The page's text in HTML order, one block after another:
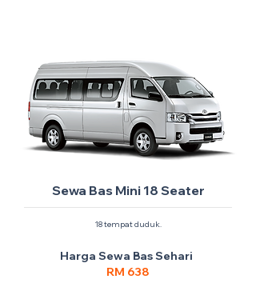
Sewa Bas Mini 18 Seater
18 tempat duduk.
Harga Sewa Bas Sehari
RM 638